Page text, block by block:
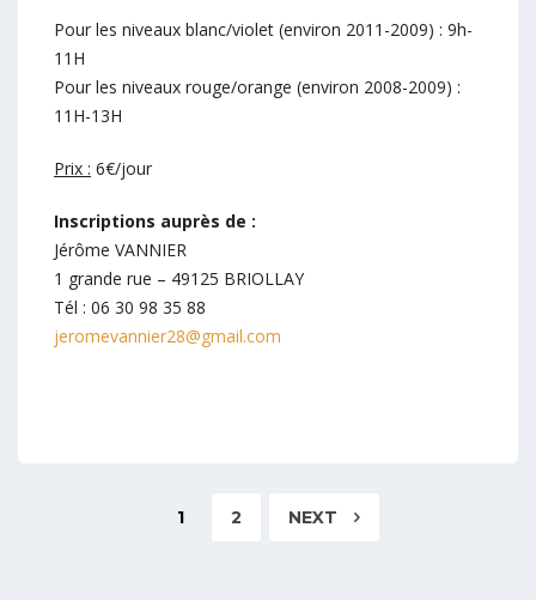
Pour les niveaux blanc/violet (environ 2011-2009) : 9h-
11H
Pour les niveaux rouge/orange (environ 2008-2009) :
11H-13H
Prix : 6€/jour
Inscriptions auprès de :
Jérôme VANNIER
1 grande rue – 49125 BRIOLLAY
Tél : 06 30 98 35 88
jeromevannier28@gmail.com
1 2 NEXT